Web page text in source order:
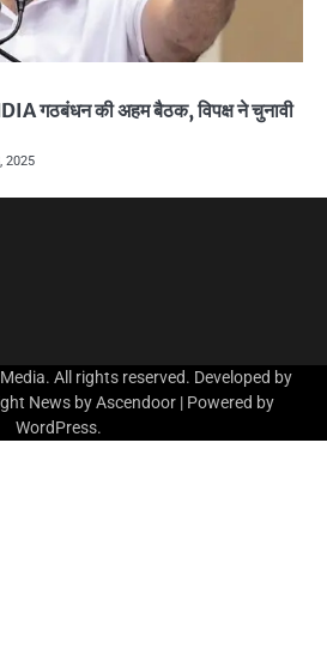
गठबंधन की अहम बैठक, विपक्ष ने चुनावी
2025
All rights reserved. Developed by
News byAscendoor| Powered by
WordPress.